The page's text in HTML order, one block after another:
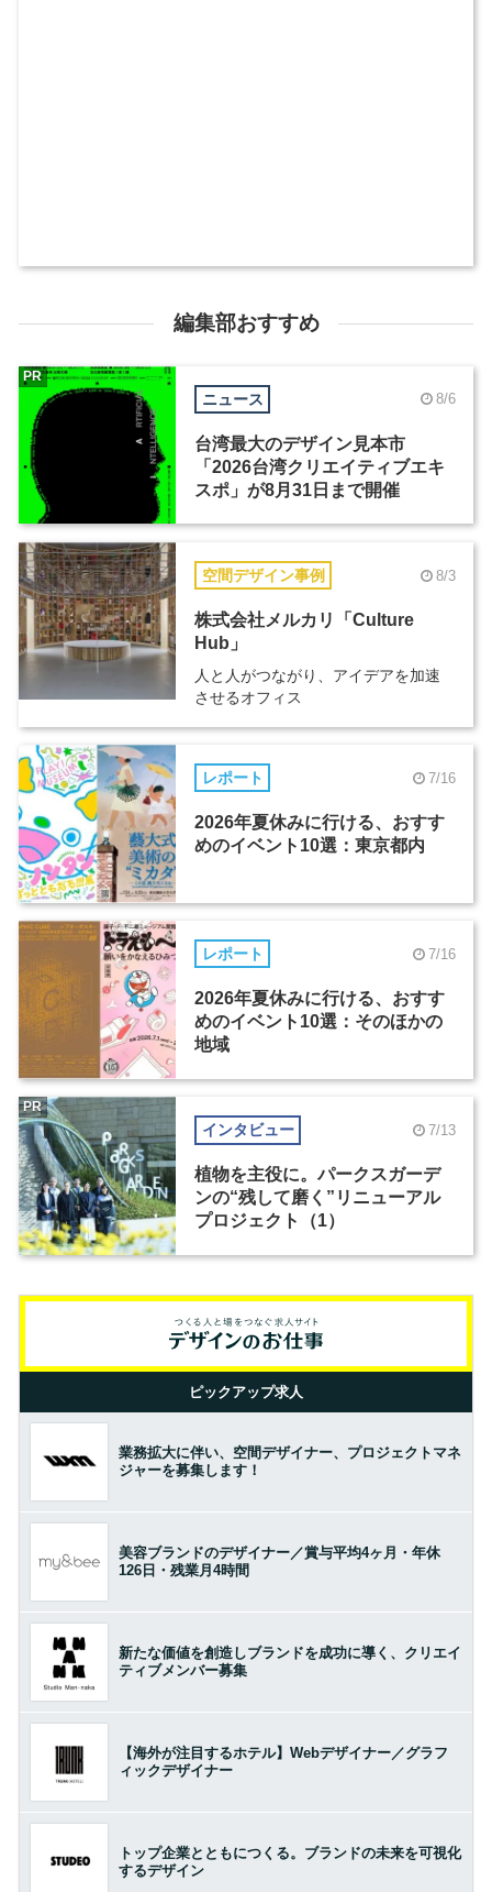
編集部おすすめ
ニュース 8/6
台湾最大のデザイン見本市
「2026台湾クリエイティブエキ
スポ」が8月31日まで開催
PR
空間デザイン事例 8/3
株式会社メルカリ「Culture
Hub」
人と人がつながり、アイデアを加速
させるオフィス
レポート 7/16
2026年夏休みに行ける、おすす
めのイベント10選：東京都内
レポート 7/16
2026年夏休みに行ける、おすす
めのイベント10選：そのほかの
地域
インタビュー 7/13
植物を主役に。パークスガーデ
ンの“残して磨く”リニューアル
プロジェクト（1）
PR
ピックアップ求人
業務拡大に伴い、空間デザイナー、プロジェクトマネ
ジャーを募集します！
美容ブランドのデザイナー／賞与平均4ヶ月・年休
126日・残業月4時間
新たな価値を創造しブランドを成功に導く、クリエイ
ティブメンバー募集
【海外が注目するホテル】Webデザイナー／グラフ
ィックデザイナー
トップ企業とともにつくる。ブランドの未来を可視化
するデザイン